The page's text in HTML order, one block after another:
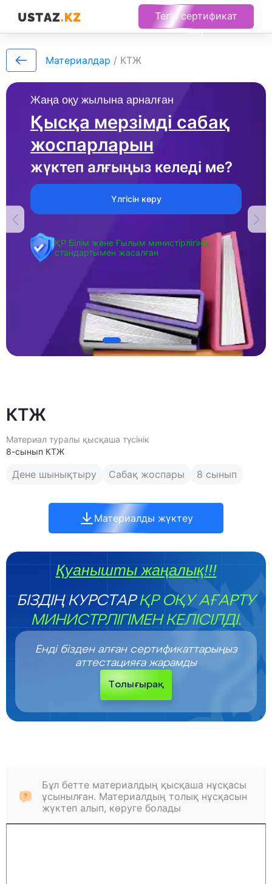
Тегін сертификат
алу
Жаңа оқу жылына арналған
Қысқа мерзімді сабақ
жоспарларын
жүктеп алғыңыз келеді ме?
Үлгісін көру
ҚР Білім және Ғылым министірлігінің
стандартымен жасалған
Материалдар / КТЖ
КТЖ
Материал туралы қысқаша түсінік
8-сынып КТЖ
Дене шынықтыру Сабақ жоспары 8 сынып
Материалды жүктеу
Қуанышты жаңалық!!!
БІЗДІҢ КУРСТАРҚР ОҚУ АҒАРТУ
МИНИСТРЛІГІМЕН КЕЛІСІЛДІ.
Енді бізден алған сертификаттарыңыз
аттестацияға жарамды
Толығырақ
Бұл бетте материалдың қысқаша нұсқасы
ұсынылған. Материалдың толық нұсқасын
жүктеп алып, көруге болады